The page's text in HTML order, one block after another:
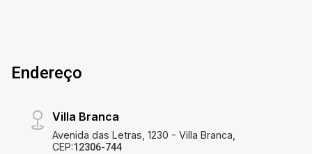
comércios, serviços e principais vias. Entre em
contato para mais informações e agende uma
Endereço
Villa Branca
Avenida das Letras, 1230 - Villa Branca,
CEP:12306-744